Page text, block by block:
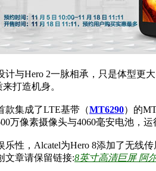
计与Hero 2一脉相承，只是体型更
打造机身。
款集成了LTE基带（MT6290）的
万像素摄像头与4060毫安电池，运
乐性，Alcatel为Hero 8添加了无线
文章请保留链接:8英寸高清巨屏 阿